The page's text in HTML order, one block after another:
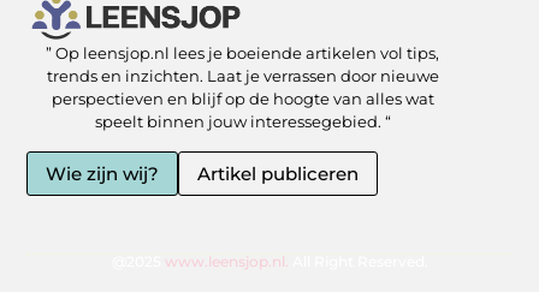
” Op leensjop.nl lees je boeiende artikelen vol tips,
trends en inzichten. Laat je verrassen door nieuwe
perspectieven en blijf op de hoogte van alles wat
speelt binnen jouw interessegebied. “
Wie zijn wij? Artikel publiceren
www.leensjop.nl.